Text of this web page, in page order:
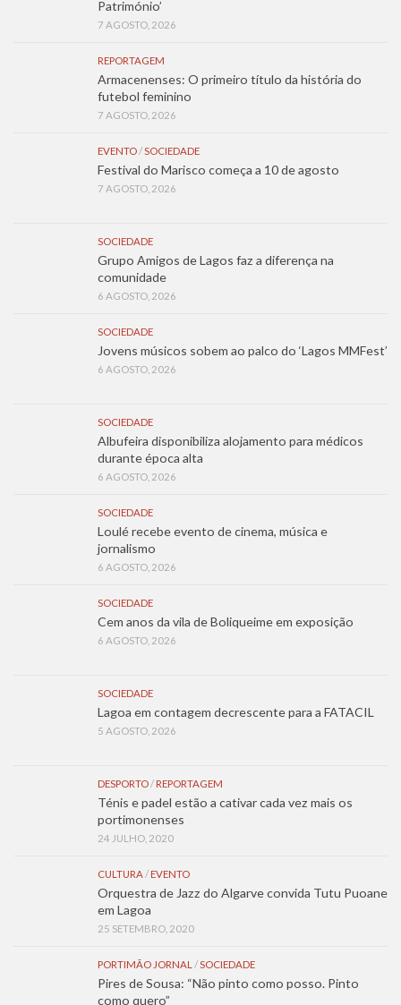
Património’
7 AGOSTO, 2026
REPORTAGEM
Armacenenses: O primeiro título da história do
futebol feminino
7 AGOSTO, 2026
EVENTO/SOCIEDADE
Festival do Marisco começa a 10 de agosto
7 AGOSTO, 2026
SOCIEDADE
Grupo Amigos de Lagos faz a diferença na
comunidade
6 AGOSTO, 2026
SOCIEDADE
Jovens músicos sobem ao palco do ‘Lagos MMFest’
6 AGOSTO, 2026
SOCIEDADE
Albufeira disponibiliza alojamento para médicos
durante época alta
6 AGOSTO, 2026
SOCIEDADE
Loulé recebe evento de cinema, música e
jornalismo
6 AGOSTO, 2026
SOCIEDADE
Cem anos da vila de Boliqueime em exposição
6 AGOSTO, 2026
SOCIEDADE
Lagoa em contagem decrescente para a FATACIL
5 AGOSTO, 2026
DESPORTO/ REPORTAGEM
Ténis e padel estão a cativar cada vez mais os
portimonenses
24 JULHO, 2020
CULTURA/ EVENTO
Orquestra de Jazz do Algarve convida Tutu Puoane
em Lagoa
25 SETEMBRO, 2020
PORTIMÃO JORNAL /SOCIEDADE
Pires de Sousa: “Não pinto como posso. Pinto
como quero”